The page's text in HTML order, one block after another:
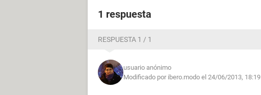
1 respuesta
RESPUESTA 1 / 1
usuario anónimo
Modificado por ibero.modo el 24/06/2013, 18:19